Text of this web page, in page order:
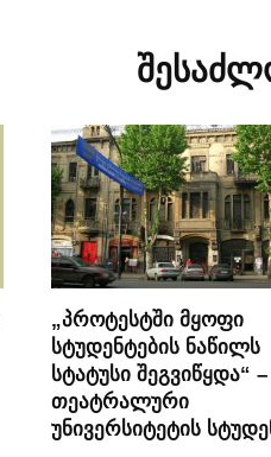
„პროტესტში მყოფი
სტუდენტების ნაწილს
სტატუსი შეგვიწყდა“ –
თეატრალური
უნივერსიტეტის